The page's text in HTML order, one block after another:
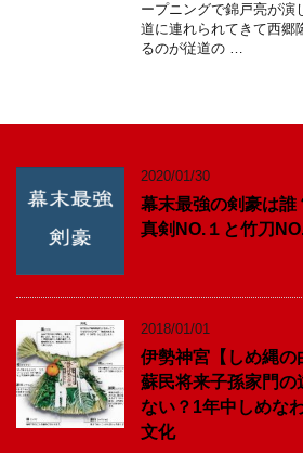
ープニングで錦戸亮が演
道に連れられてきて西郷
るのが従道の …
2020/01/30
幕末最強の剣豪は誰
真剣NO.１と竹刀
2018/01/01
伊勢神宮【しめ縄の
蘇民将来子孫家門の
ない？1年中しめな
文化